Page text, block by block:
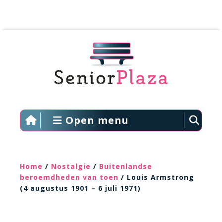
Open menu
Home / Nostalgie / Buitenlandse
beroemdheden van toen / Louis Armstrong
(4 augustus 1901 – 6 juli 1971)